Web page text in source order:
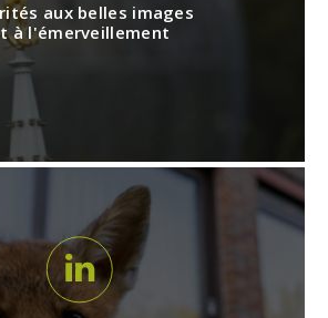
aux belles images
à l'émerveillement